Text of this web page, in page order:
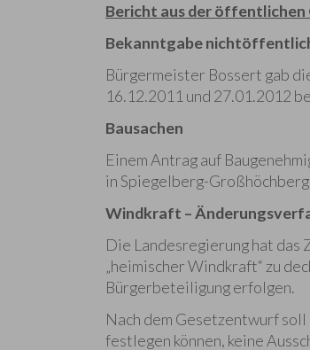
Bericht aus der öffentlichen
Bekanntgabe
Bürgermeister Bossert gab
16.12.2011 und 27.01.2012
Bausachen
Einem Antrag auf
in Spiegelberg-
Windkraft –
Die Landesregierung hat das
„heimischer Windkraft“ zu
Bürgerbeteiligung erfolgen.
Nach dem Gesetzentwurf
festlegen können, keine